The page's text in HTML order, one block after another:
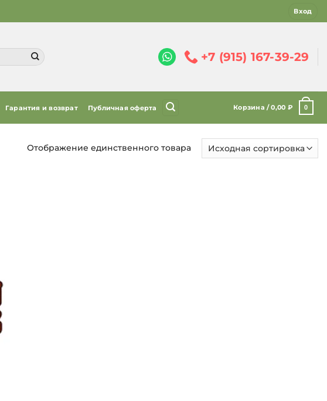
Вход
+7 (915) 167-39-29
Гарантия и возврат Публичная оферта Корзина /0,00 ₽ 0
Отображение единственного товара